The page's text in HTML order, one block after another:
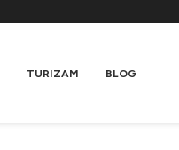
TURIZAM BLOG